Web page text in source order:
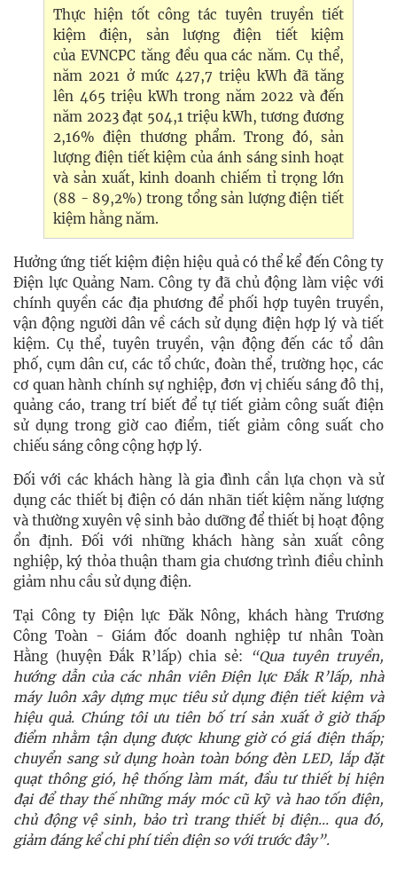
Thực hiện tốt công tác tuyên truyền tiết
kiệm điện, sản lượng điện tiết kiệm
của EVNCPC tăng đều qua các năm. Cụ thể,
năm 2021 ở mức 427,7 triệu kWh đã tăng
lên 465 triệu kWh trong năm 2022 và đến
năm 2023 đạt 504,1 triệu kWh, tương đương
2,16% điện thương phẩm. Trong đó, sản
lượng điện tiết kiệm của ánh sáng sinh hoạt
và sản xuất, kinh doanh chiếm tỉ trọng lớn
(88 - 89,2%) trong tổng sản lượng điện tiết
kiệm hằng năm.
Hưởng ứng tiết kiệm điện hiệu quả có thể kể đến Công ty
Điện lực Quảng Nam. Công ty đã chủ động làm việc với
chính quyền các địa phương để phối hợp tuyên truyền,
vận động người dân về cách sử dụng điện hợp lý và tiết
kiệm. Cụ thể, tuyên truyền, vận động đến các tổ dân
phố, cụm dân cư, các tổ chức, đoàn thể, trường học, các
cơ quan hành chính sự nghiệp, đơn vị chiếu sáng đô thị,
quảng cáo, trang trí biết để tự tiết giảm công suất điện
sử dụng trong giờ cao điểm, tiết giảm công suất cho
chiếu sáng công cộng hợp lý.
Đối với các khách hàng là gia đình cần lựa chọn và sử
dụng các thiết bị điện có dán nhãn tiết kiệm năng lượng
và thường xuyên vệ sinh bảo dưỡng để thiết bị hoạt động
ổn định. Đối với những khách hàng sản xuất công
nghiệp, ký thỏa thuận tham gia chương trình điều chỉnh
giảm nhu cầu sử dụng điện.
Tại Công ty Điện lực Đăk Nông, khách hàng Trương
Công Toàn - Giám đốc doanh nghiệp tư nhân Toàn
Hằng (huyện Đắk R’lấp) chia sẻ:
“Qua tuyên truyền,
hướng dẫn của các nhân viên Điện lực Đắk R’lấp, nhà
máy luôn xây dựng mục tiêu sử dụng điện tiết kiệm và
hiệu quả. Chúng tôi ưu tiên bố trí sản xuất ở giờ thấp
điểm nhằm tận dụng được khung giờ có giá điện thấp;
chuyển sang sử dụng hoàn toàn bóng đèn LED, lắp đặt
quạt thông gió, hệ thống làm mát, đầu tư thiết bị hiện
đại để thay thế những máy móc cũ kỹ và hao tốn điện,
chủ động vệ sinh, bảo trì trang thiết bị điện... qua đó,
giảm đáng kể chi phí tiền điện so với trước đây”.